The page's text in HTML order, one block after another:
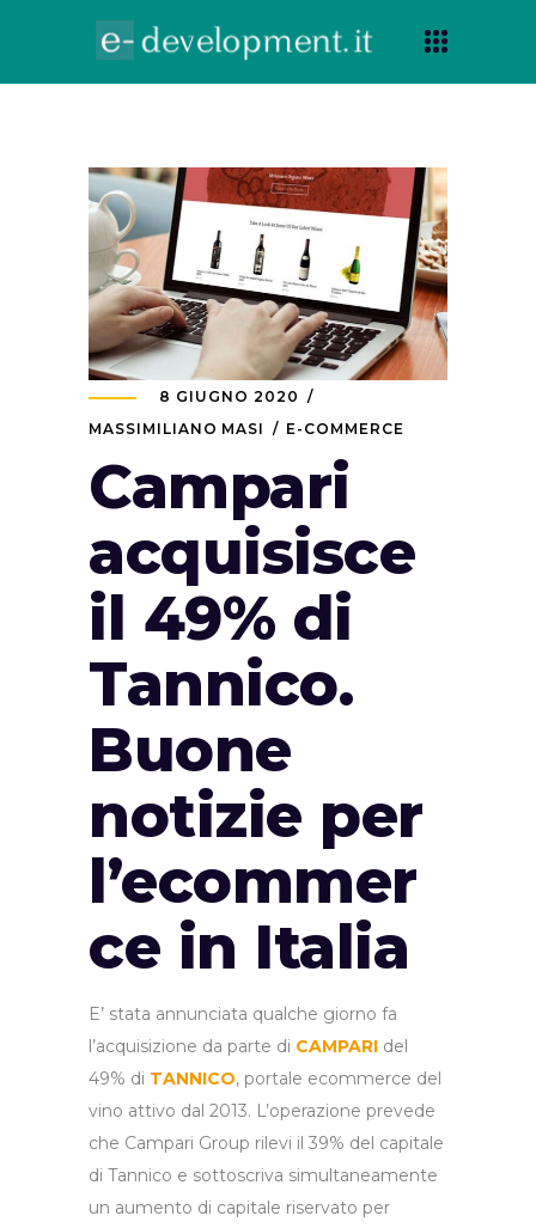
8 GIUGNO 2020
MASSIMILIANO MASI
E-COMMERCE
Campari
acquisisce
il 49% di
Tannico.
Buone
notizie per
l’ecommer
ce in Italia
E’ stata annunciata qualche giorno fa
l’acquisizione da parte di CAMPARI del
49% di TANNICO, portale ecommerce del
vino attivo dal 2013. L’operazione prevede
che Campari Group rilevi il 39% del capitale
di Tannico e sottoscriva simultaneamente
un aumento di capitale riservato per